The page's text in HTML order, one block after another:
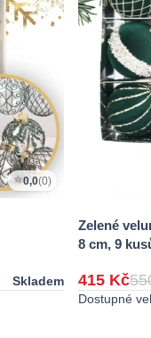
0,0(0)
Skladem
Zelené
8 cm, 9
415 Kč
Dostupné